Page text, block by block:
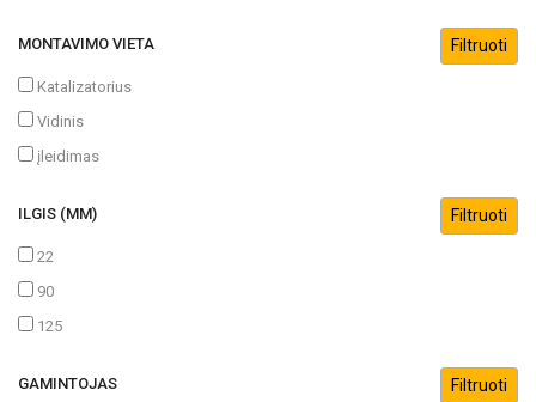
MONTAVIMO VIETA
Katalizatorius
Vidinis
įleidimas
ILGIS (MM)
22
90
125
GAMINTOJAS